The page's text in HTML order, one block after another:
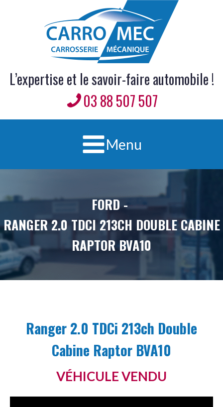
L’expertise et le savoir-faire automobile !
03 88 507 507
Menu
FORD-
RANGER 2.0 TDCI 213CH DOUBLE CABINE
RAPTOR BVA10
Ranger 2.0 TDCi 213ch Double
Cabine Raptor BVA10
VÉHICULE VENDU